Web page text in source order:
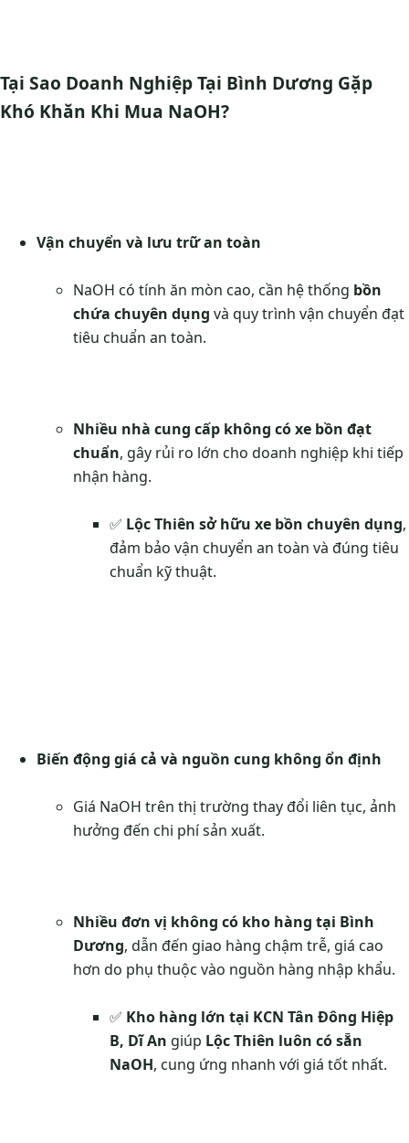
Tại Sao Doanh Nghiệp Tại Bình Dương Gặp
Khó Khăn Khi Mua NaOH?
Vận chuyển và lưu trữ an toàn
NaOH có tính ăn mòn cao, cần hệ thống bồn
chứa chuyên dụng và quy trình vận chuyển đạt
tiêu chuẩn an toàn.
Nhiều nhà cung cấp không có xe bồn đạt
chuẩn, gây rủi ro lớn cho doanh nghiệp khi tiếp
nhận hàng.
✅ Lộc Thiên sở hữu xe bồn chuyên dụng,
đảm bảo vận chuyển an toàn và đúng tiêu
chuẩn kỹ thuật.
Biến động giá cả và nguồn cung không ổn định
Giá NaOH trên thị trường thay đổi liên tục, ảnh
hưởng đến chi phí sản xuất.
Nhiều đơn vị không có kho hàng tại Bình
Dương, dẫn đến giao hàng chậm trễ, giá cao
hơn do phụ thuộc vào nguồn hàng nhập khẩu.
✅ Kho hàng lớn tại KCN Tân Đông Hiệp
B, Dĩ An giúp Lộc Thiên luôn có sẵn
NaOH, cung ứng nhanh với giá tốt nhất.